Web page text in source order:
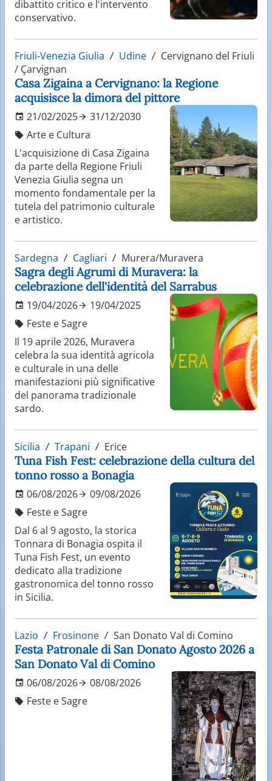
dibattito critico e l'intervento
conservativo.
Friuli-Venezia Giulia Udine
Cervignano del Friuli
/ Çarvignan
Casa Zigaina a Cervignano: la Regione
acquisisce la dimora del pittore
21/02/2025
31/12/2030
Arte e Cultura
L'acquisizione di Casa Zigaina
da parte della Regione Friuli
Venezia Giulia segna un
momento fondamentale per la
tutela del patrimonio culturale
e artistico.
Sardegna Cagliari Murera/Muravera
Sagra degli Agrumi di Muravera: la
celebrazione dell'identità del Sarrabus
19/04/2026
19/04/2025
Feste e Sagre
Il 19 aprile 2026, Muravera
celebra la sua identità agricola
e culturale in una delle
manifestazioni più significative
del panorama tradizionale
sardo.
Sicilia Trapani Erice
Tuna Fish Fest: celebrazione della cultura del
tonno rosso a Bonagia
06/08/2026
09/08/2026
Feste e Sagre
Dal 6 al 9 agosto, la storica
Tonnara di Bonagia ospita il
Tuna Fish Fest, un evento
dedicato alla tradizione
gastronomica del tonno rosso
in Sicilia.
Lazio Frosinone San Donato Val di Comino
Festa Patronale di San Donato Agosto 2026 a
San Donato Val di Comino
06/08/2026
08/08/2026
Feste e Sagre